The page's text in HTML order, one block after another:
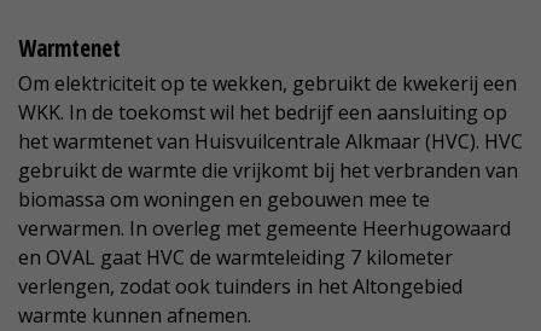
Warmtenet
Om elektriciteit op te wekken, gebruikt de kwekerij een
WKK. In de toekomst wil het bedrijf een aansluiting op
het warmtenet van Huisvuilcentrale Alkmaar (HVC). HVC
gebruikt de warmte die vrijkomt bij het verbranden van
biomassa om woningen en gebouwen mee te
verwarmen. In overleg met gemeente Heerhugowaard
en OVAL gaat HVC de warmteleiding 7 kilometer
verlengen, zodat ook tuinders in het Altongebied
warmte kunnen afnemen.